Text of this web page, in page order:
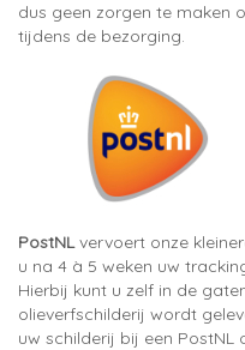
dus geen zorgen te maken
tijdens de bezorging.
PostNLvervoert onze
u na 4 à 5 weken uw
Hierbij kunt u zelf in de
olieverfschilderij wordt
uw schilderij bij een